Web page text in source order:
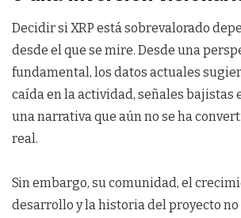
Decidir si XRP está sobrevalorado
desde el que se mire. Desde una
fundamental, los datos actuales
caída en la actividad, señales bajistas
una narrativa que aún no se ha
real.
Sin embargo, su comunidad, el
desarrollo y la historia del proyecto no